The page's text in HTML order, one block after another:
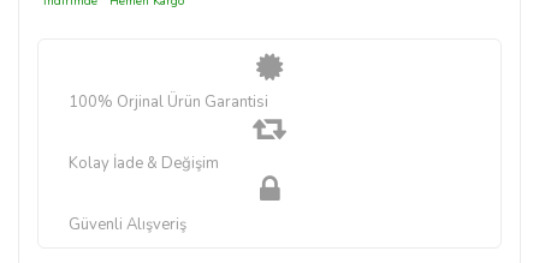
100% Orjinal Ürün Garantisi
Kolay İade & Değişim
Güvenli Alışveriş